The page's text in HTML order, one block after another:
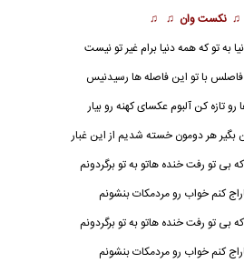
نکست وان ♫ ♫
به تو که همه دنیا برام غیر تو نیست
فاصلس با تو این فاصله ها رسیدنیس
تازه کن آلبوم عکسای کهنه رو بیار
بگیر هر دومون خسته شدیم از این غبار
بی تو رفت خنده هاتو به تو برگردونم
کنم خواب رو مردمکات بنشونم
بی تو رفت خنده هاتو به تو برگردونم
کنم خواب رو مردمکات بنشونم